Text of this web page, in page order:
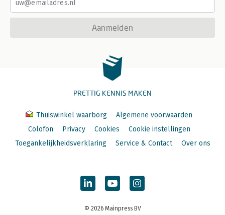
Aanmelden
PRETTIG KENNIS MAKEN
Thuiswinkel waarborg
Algemene voorwaarden
Colofon
Privacy Cookies
Cookie instellingen
Toegankelijkheidsverklaring
Service & Contact Over ons
© 2026 Mainpress BV